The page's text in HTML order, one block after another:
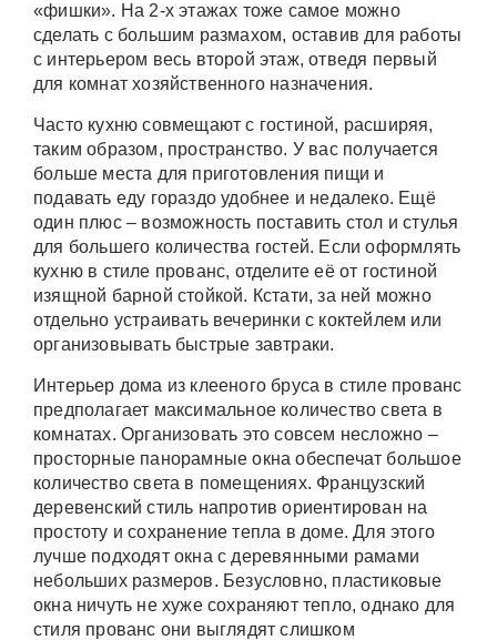
«фишки». На 2-х этажах тоже самое можно
сделать с большим размахом, оставив для работы
с интерьером весь второй этаж, отведя первый
для комнат хозяйственного назначения.
Часто кухню совмещают с гостиной, расширяя,
таким образом, пространство. У вас получается
больше места для приготовления пищи и
подавать еду гораздо удобнее и недалеко. Ещё
один плюс – возможность поставить стол и стулья
для большего количества гостей. Если оформлять
кухню в стиле прованс, отделите её от гостиной
изящной барной стойкой. Кстати, за ней можно
отдельно устраивать вечеринки с коктейлем или
организовывать быстрые завтраки.
Интерьер дома из клееного бруса в стиле прованс
предполагает максимальное количество света в
комнатах. Организовать это совсем несложно –
просторные панорамные окна обеспечат большое
количество света в помещениях. Французский
деревенский стиль напротив ориентирован на
простоту и сохранение тепла в доме. Для этого
лучше подходят окна с деревянными рамами
небольших размеров. Безусловно, пластиковые
окна ничуть не хуже сохраняют тепло, однако для
стиля прованс они выглядят слишком